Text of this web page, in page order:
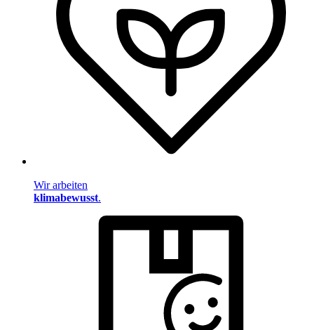
Wir arbeiten
klimabewusst.